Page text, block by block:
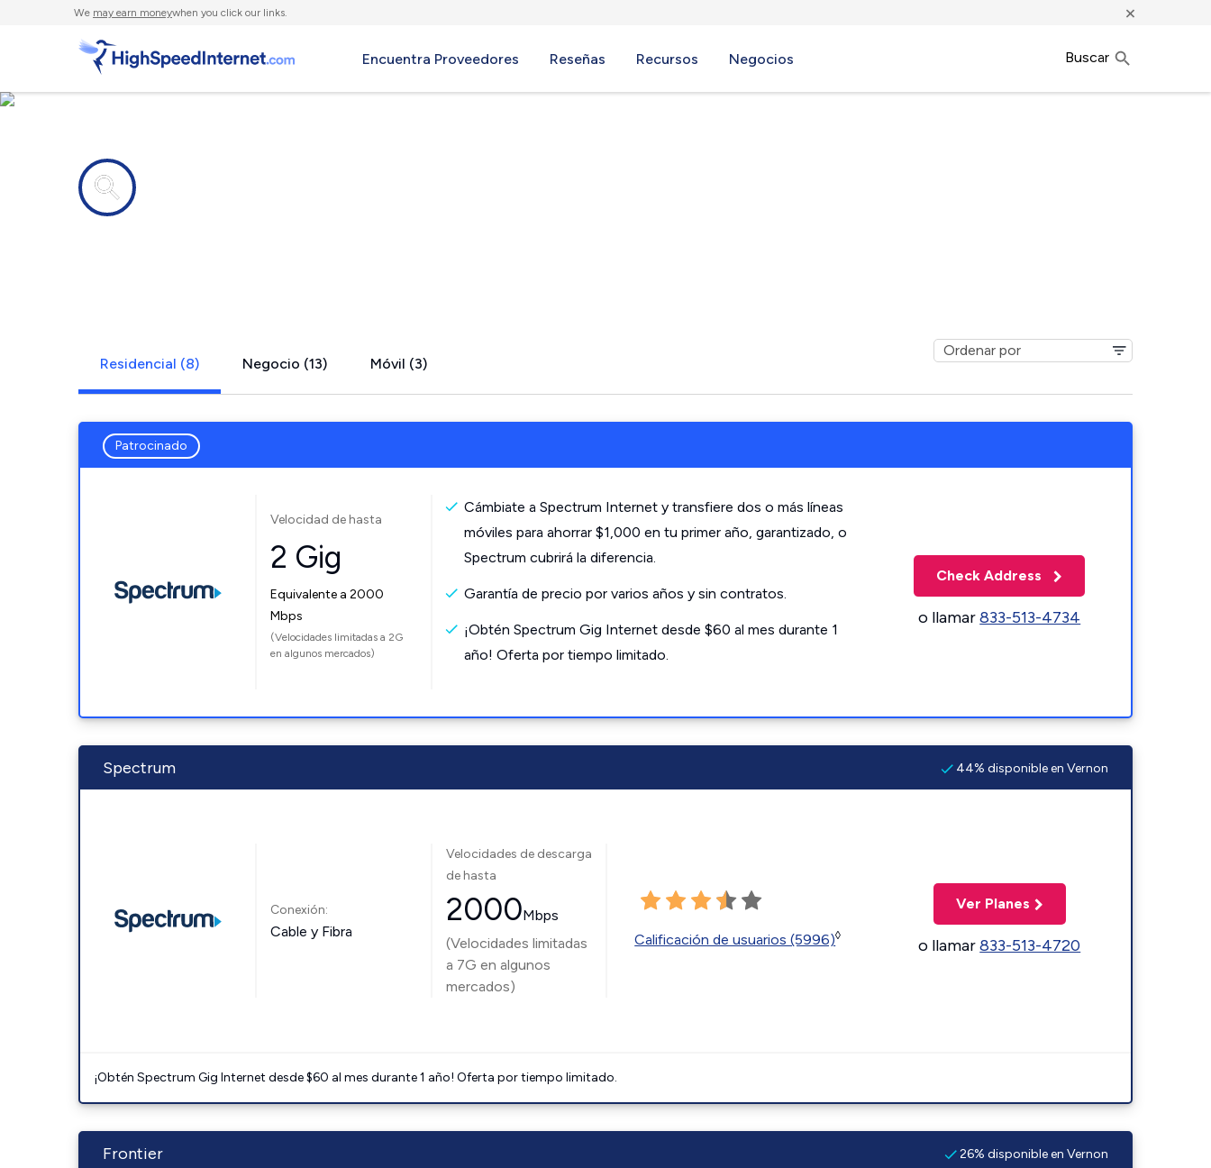
We may earn moneywhen you click our links. ×
Encuentra Proveedores Reseñas Recursos Negocios Buscar
Residencial (8) Negocio (13) Móvil (3)
Patrocinado
Velocidad de hasta
2 Gig
Equivalente a 2000
Mbps
(Velocidades limitadas a 2G
en algunos mercados)
Cámbiate a Spectrum Internet y transfiere dos o más líneas
móviles para ahorrar $1,000 en tu primer año, garantizado, o
Spectrum cubrirá la diferencia.
Garantía de precio por varios años y sin contratos.
¡Obtén Spectrum Gig Internet desde $60 al mes durante 1
año! Oferta por tiempo limitado.
Check Address
o llamar833-513-4734
Spectrum 44% disponible en Vernon
Conexión:
Cable y Fibra
Velocidades de descarga
de hasta
2000Mbps
(Velocidades limitadas
a 7G en algunos
mercados)
Calificación de usuarios (5996)◊
Ver Planes
o llamar833-513-4720
¡Obtén Spectrum Gig Internet desde $60 al mes durante 1 año! Oferta por tiempo limitado.
Frontier 26% disponible en Vernon